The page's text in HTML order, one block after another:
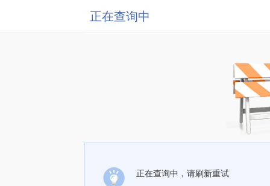
正在查询中
正在查询中，请刷新重试